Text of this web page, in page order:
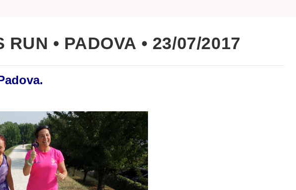
RUN • PADOVA • 23/07/2017